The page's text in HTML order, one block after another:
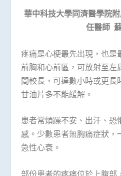
華中科技大學同濟醫學院
任醫師
疼痛是心梗最先出現，也是
前胸和心前區，可放射至左
間較長，可達數小時或更長
甘油片多不能緩解。
患者常煩躁不安、出汗、恐
感。少數患者無胸痛症狀，
急性心衰。